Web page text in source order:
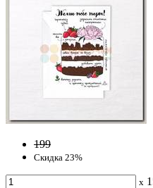
199
Скидка 23%
x